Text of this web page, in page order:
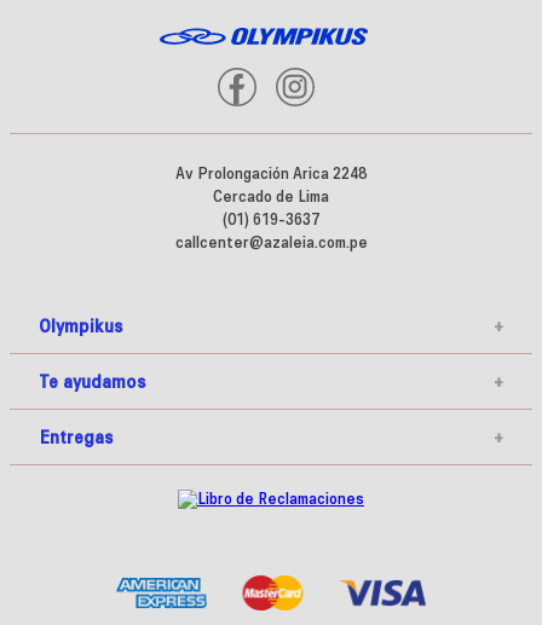
Av Prolongación Arica 2248
Cercado de Lima
(01) 619-3637
callcenter@azaleia.com.pe
Olympikus +
Te ayudamos +
Entregas +